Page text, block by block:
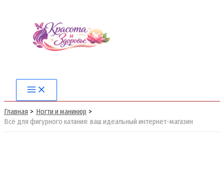
содержимому
Main
Menu
Главная
Ногти и маникюр
Всё для фигурного катания: ваш идеальный интернет-магазин